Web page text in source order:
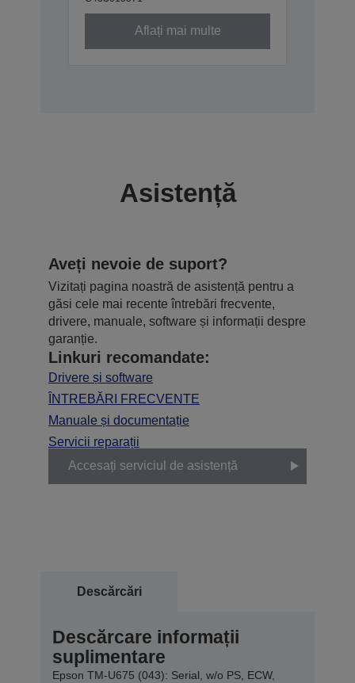
Aflați mai multe
Asistență
Aveți nevoie de suport?
Vizitați pagina noastră de asistență pentru a
găsi cele mai recente întrebări frecvente,
drivere, manuale, software și informații despre
garanție.
Linkuri recomandate:
Drivere și software
ÎNTREBĂRI FRECVENTE
Manuale și documentație
Servicii reparații
Accesați serviciul de asistență
Descărcări
Descărcare informații
suplimentare
Epson TM-U675 (043): Serial, w/o PS, ECW,